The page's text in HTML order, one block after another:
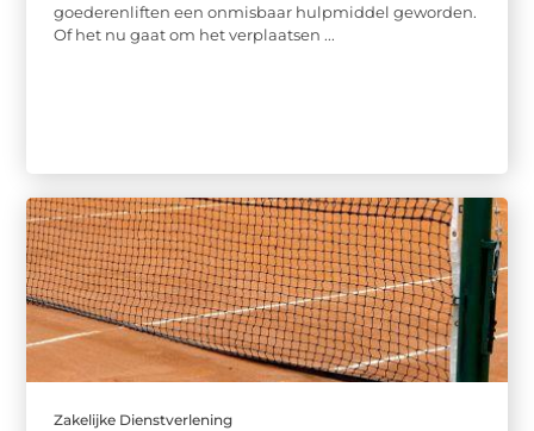
goederenliften een onmisbaar hulpmiddel geworden.
Of het nu gaat om het verplaatsen ...
Zakelijke Dienstverlening